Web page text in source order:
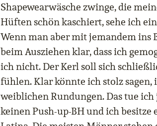
Shapewearwäsche zwinge, die
Hüften schön kaschiert, sehe ich
Wenn man aber mit jemandem ins
beim Ausziehen klar, dass ich
ich nicht. Der Kerl soll sich
fühlen. Klar könnte ich stolz sagen,
weiblichen Rundungen. Das tue ich
keinen Push-up-BH und ich